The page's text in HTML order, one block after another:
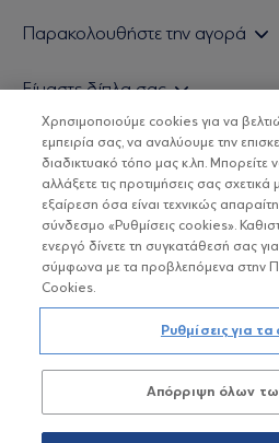
Τιμολογιακή Πολιτική
Δείτε τις πολιτικές μας
Βασικές Γνώσεις
Παρακολουθήστε την αγορά
Τα νέα μας
Χρήσιμοι σύνδεσμοι
Είμαστε δίπλα σας
H Eurobank Asset Management
Επενδυτική φιλοσοφία ESG
Πιστοποιημένα στελέχη και
Αποστολή Βιογραφικών
ΟΙ ΟΣΕΚΑ ΔΕΝ ΕΧΟΥΝ
ΠΡΟΗΓΟΥΜΕΝΕΣ ΑΠΟΔΟΣΕΙΣ
Copyright ©
Προστασία
Όροι
Χρησιμοποιούμε cookies για να
εμπειρία σας, να αναλύουμε την
διαδικτυακό τόπο μας κ.λπ. Μπορείτε
αλλάξετε τις προτιμήσεις σας
εξαίρεση όσα είναι τεχνικώς
σύνδεσμο «Ρυθμίσεις cookies».
ενεργό δίνετε τη συγκατάθεσή σας
σύμφωνα με τα προβλεπόμενα στην
Cookies.
Ρυθμίσεις για
Απόρριψη όλων